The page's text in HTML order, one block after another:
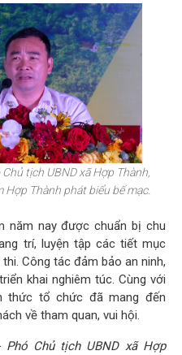
tịch UBND xã Hợp Thành,
Hợp Thành phát biểu bế mạc.
năm nay được chuẩn bị chu
trí, luyện tập các tiết mục
Công tác đảm bảo an ninh,
khai nghiêm túc. Cùng với
thức tổ chức đã mang đến
về tham quan, vui hội.
Phó Chủ tịch UBND xã Hợp